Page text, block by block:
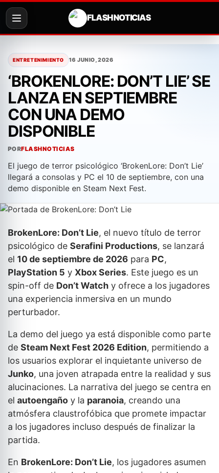
contenido
FLASH NOTICIAS
ENTRETENIMIENTO 16 JUNIO, 2026
‘BROKENLORE: DON’T LIE’ SE
LANZA EN SEPTIEMBRE
CON UNA DEMO
DISPONIBLE
PORFLASHNOTICIAS
El juego de terror psicológico ‘BrokenLore: Don’t Lie’
llegará a consolas y PC el 10 de septiembre, con una
demo disponible en Steam Next Fest.
BrokenLore: Don’t Lie, el nuevo título de terror
psicológico de Serafini Productions, se lanzará
el 10 de septiembre de 2026 para PC,
PlayStation 5 y Xbox Series. Este juego es un
spin-off de Don’t Watch y ofrece a los jugadores
una experiencia inmersiva en un mundo
perturbador.
La demo del juego ya está disponible como parte
de Steam Next Fest 2026 Edition, permitiendo a
los usuarios explorar el inquietante universo de
Junko, una joven atrapada entre la realidad y sus
alucinaciones. La narrativa del juego se centra en
el autoengaño y la paranoia, creando una
atmósfera claustrofóbica que promete impactar
a los jugadores incluso después de finalizar la
partida.
En BrokenLore: Don’t Lie, los jugadores asumen